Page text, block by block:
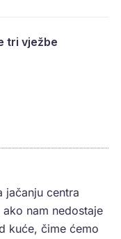
tri vježbe
jačanju centra
nam nedostaje
kuće, čime ćemo